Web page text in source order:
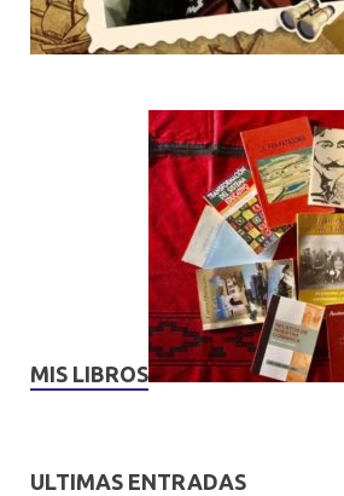
MIS LIBROS
ULTIMAS ENTRADAS